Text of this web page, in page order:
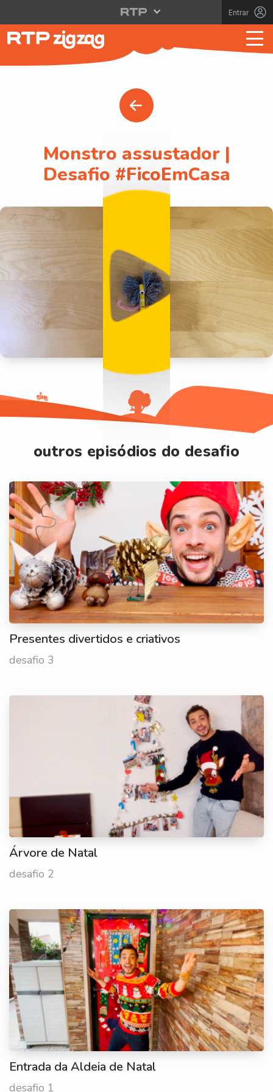
Entrar
Monstro assustador |
Desafio #FicoEmCasa
outros episódios do desafio
Presentes divertidos e criativos
desafio 3
Árvore de Natal
desafio 2
Entrada da Aldeia de Natal
desafio 1